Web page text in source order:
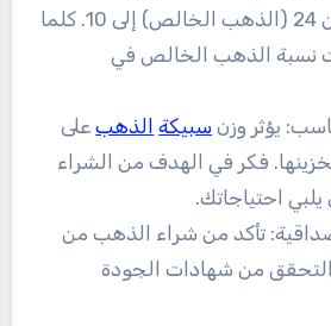
العيار، ويتراوح من 24 (الذهب الخالص) إلى 10. كلما
نسبة الذهب الخالص في
يؤثر وزن سبيكة الذهبعلى
فكر في الهدف من الشراء
يلبي احتياجاتك.
تأكد من شراء الذهب من
من شهادات الجودة